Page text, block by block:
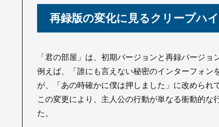
再録版の変化に見るクリープハ
「君の部屋」は、初期バージョンと再録バージョ
例えば、「誰にも言えない秘密のインターフォン
が、「あの時確かに僕は押しました」に改められ
この変更により、主人公の行動が単なる衝動的
た。